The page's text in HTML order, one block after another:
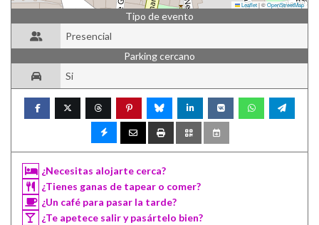
Leaflet|©OpenStreetMap
Tipo de evento
Presencial
Parking cercano
Si
¿Necesitas alojarte cerca?
¿Tienes ganas de tapear o comer?
¿Un café para pasar la tarde?
¿Te apetece salir y pasártelo bien?